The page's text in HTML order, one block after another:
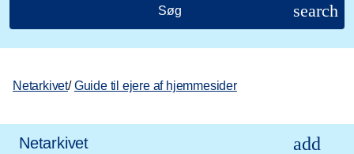
Søg search
Netarkivet/ Guide til ejere af hjemmesider
Netarkivet